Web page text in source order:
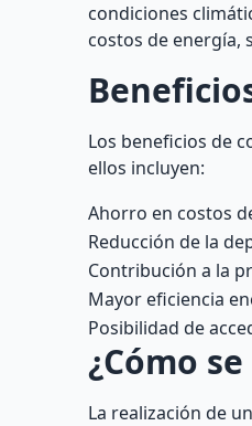
condiciones
costos de energía,
Los beneficios de
ellos incluyen:
Ahorro en costos
Reducción de la
Contribución a la
Mayor eficiencia
Posibilidad de
¿Cómo
La realización de